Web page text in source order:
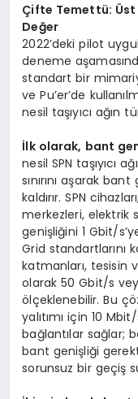
Çifte Temettü: Üst
Değer
2022’deki pilot
deneme
standart bir
ve Pu’er’de
nesil taşıyıcı ağın
İlk olarak, bant
nesil SPN taşıyıcı
sınırını aşarak
kaldırır. SPN
merkezleri, elektrik
genişliğini 1 Gbit/
Grid standartlarını
katmanları, tesisin
olarak 50 Gbit/s
ölçeklenebilir. Bu
yalıtımı için 10
bağlantılar sağlar;
bant genişliği
sorunsuz bir geçiş